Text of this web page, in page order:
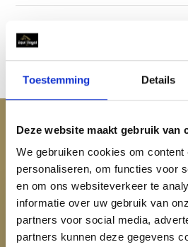
Toestemming Details
Deze website maakt gebruik van
We gebruiken cookies om content
personaliseren, om functies voor
en om ons websiteverkeer te
informatie over uw gebruik van
partners voor social media,
partners kunnen deze gegevens
ACCESSOIRES
Maak je aankoop compleet